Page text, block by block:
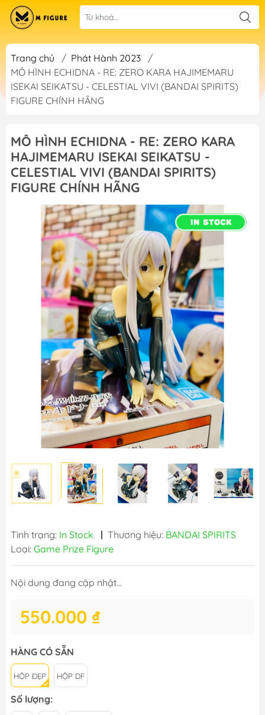
Trang chủ / Phát Hành 2023
/
MÔ HÌNH ECHIDNA - RE: ZERO KARA HAJIMEMARU
ISEKAI SEIKATSU - CELESTIAL VIVI (BANDAI SPIRITS)
FIGURE CHÍNH HÃNG
MÔ HÌNH ECHIDNA - RE: ZERO KARA
HAJIMEMARU ISEKAI SEIKATSU -
CELESTIAL VIVI (BANDAI SPIRITS)
FIGURE CHÍNH HÃNG
Tình trạng: In Stock | Thương hiệu: BANDAI SPIRITS
Loại: Game Prize Figure
Nội dung đang cập nhật...
550.000 ₫
HÀNG CÓ SẴN
HỘP ĐẸP HỘP DF
Số lượng: